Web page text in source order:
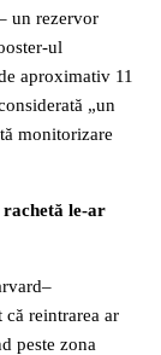
un rezervor
ul
aproximativ 11
„un
monitorizare
rachetă le-ar
reintrarea ar
peste zona